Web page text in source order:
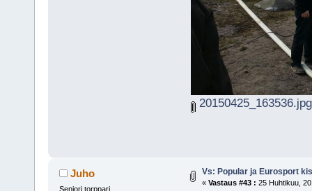
20150425_163536.jpg
Juho
Seniori torppari
Vs: Popular ja Eurosport
« Vastaus #43 : 25 Huhtikuu,